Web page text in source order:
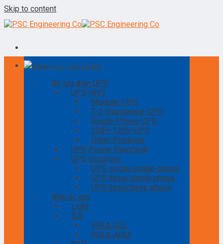
Skip to content
Danh mục sản phẩm
Bộ lưu điện UPS
UPS INVT
Modular-UPS
3-3-Standalone-UPS
Single-Phase-UPS
208V-120V-UPS
Other-Products
UPS Power Elektronik
UPS Socomec
UPS single/single-phase
UPS three/single phase
UPS three/three phase
Bình ắc quy
Light
B.B
VRLA-GEL
VRLA-AGM